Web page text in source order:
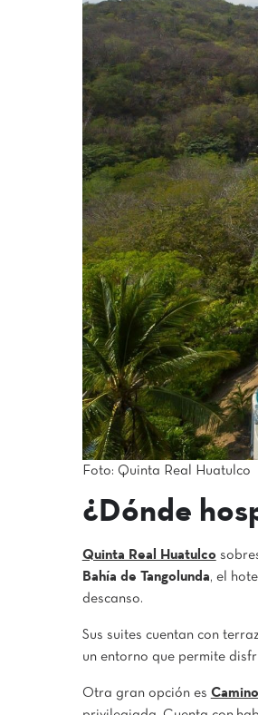
Foto: Quinta Real Huatulco
¿Dónde
Quinta Real Huatulco
Bahía de Tangolunda, el
descanso.
Sus suites cuentan con
un entorno que permite
Otra gran opción es